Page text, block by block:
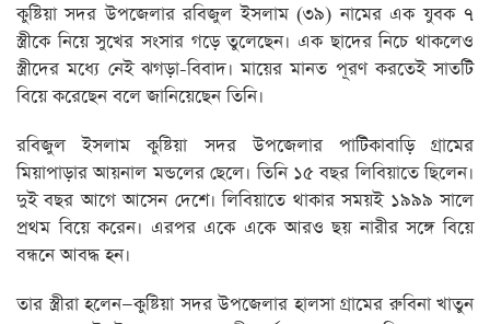
কুষ্টিয়া সদর উপজেলার রবিজুল ইসলাম (৩৯) নামের এক যুবক ৭
স্ত্রীকে নিয়ে সুখের সংসার গড়ে তুলেছেন। এক ছাদের নিচে থাকলেও
স্ত্রীদের মধ্যে নেই ঝগড়া-বিবাদ। মায়ের মানত পূরণ করতেই সাতটি
বিয়ে করেছেন বলে জানিয়েছেন তিনি।
রবিজুল ইসলাম কুষ্টিয়া সদর উপজেলার পাটিকাবাড়ি গ্রামের
মিয়াপাড়ার আয়নাল মন্ডলের ছেলে। তিনি ১৫ বছর লিবিয়াতে ছিলেন।
দুই বছর আগে আসেন দেশে। লিবিয়াতে থাকার সময়ই ১৯৯৯ সালে
প্রথম বিয়ে করেন। এরপর একে একে আরও ছয় নারীর সঙ্গে বিয়ে
বন্ধনে আবদ্ধ হন।
তার স্ত্রীরা হলেন—কুষ্টিয়া সদর উপজেলার হালসা গ্রামের রুবিনা খাতুন